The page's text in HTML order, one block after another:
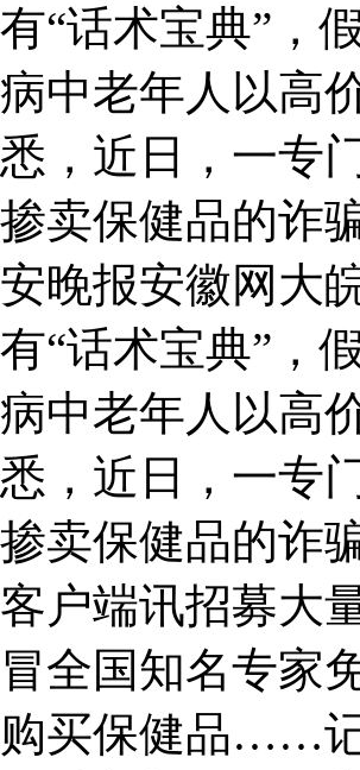
有“话术宝典”，
病中老年人以高
悉，近日，一专
掺卖保健品的诈
安晚报安徽网大
有“话术宝典”，
病中老年人以高
悉，近日，一专
掺卖保健品的诈
客户端讯招募大
冒全国知名专家
购买保健品……